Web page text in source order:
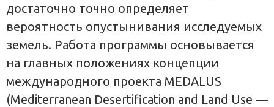
достаточно точно определяет
вероятность опустынивания исследуемых
земель. Работа программы основывается
на главных положениях концепции
международного проекта MEDALUS
(Mediterranean Desertification and Land Use —